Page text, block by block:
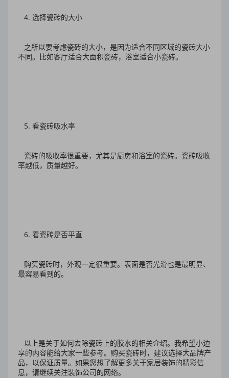
4. 选择瓷砖的大小
之所以要考虑瓷砖的大小，是因为适合不同区域的瓷砖大小
不同。比如客厅适合大面积瓷砖，浴室适合小瓷砖。
5. 看瓷砖吸水率
瓷砖的吸收率很重要，尤其是厨房和浴室的瓷砖。瓷砖吸收
率越低，质量越好。
6. 看瓷砖是否平直
购买瓷砖时，外观一定很重要。表面是否光滑也是最明显、
最容易看到的。
以上是关于如何去除瓷砖上的胶水的相关介绍。我希望小边
享的内容能给大家一些参考。购买瓷砖时，建议选择大品牌产
品，以保证质量。如果您想了解更多关于家居装饰的精彩信
息，请继续关注装饰公司的网络。